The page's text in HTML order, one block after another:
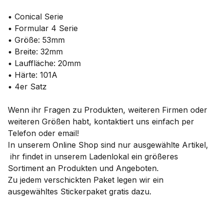
• Conical Serie
• Formular 4 Serie
• Größe: 53mm
• Breite: 32mm
• Lauffläche: 20mm
• Härte: 101A
• 4er Satz
Wenn ihr Fragen zu Produkten, weiteren Firmen oder
weiteren Größen habt, kontaktiert uns einfach per
Telefon oder email!
In unserem Online Shop sind nur ausgewählte Artikel,
ihr findet in unserem Ladenlokal ein größeres
Sortiment an Produkten und Angeboten.
Zu jedem verschickten Paket legen wir ein
ausgewähltes Stickerpaket gratis dazu.